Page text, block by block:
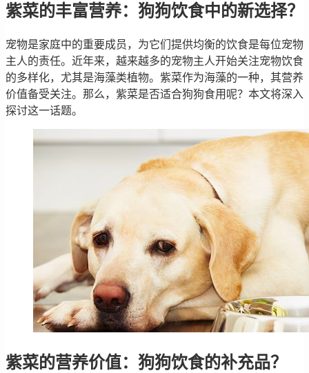
紫菜的丰富营养：狗狗饮食中的新选择？
宠物是家庭中的重要成员，为它们提供均衡的饮食是每位宠物
主人的责任。近年来，越来越多的宠物主人开始关注宠物饮食
的多样化，尤其是海藻类植物。紫菜作为海藻的一种，其营养
价值备受关注。那么，紫菜是否适合狗狗食用呢？本文将深入
探讨这一话题。
紫菜的营养价值：狗狗饮食的补充品？